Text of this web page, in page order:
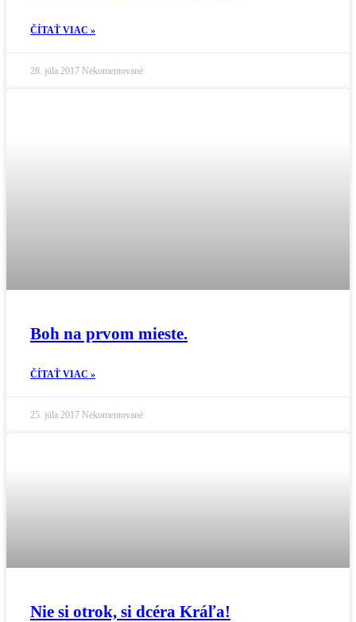
ČÍTAŤ VIAC »
28. júla 2017 Nekomentované
Boh na prvom mieste.
ČÍTAŤ VIAC »
25. júla 2017 Nekomentované
Nie si otrok, si dcéra Kráľa!